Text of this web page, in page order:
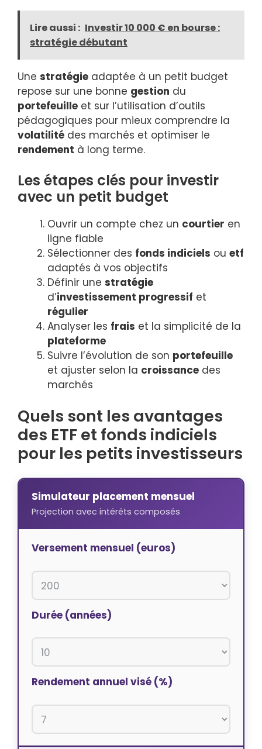
Lire aussi : Investir 10 000 € en bourse :
stratégie débutant
Une stratégie adaptée à un petit budget
repose sur une bonne gestion du
portefeuille et sur l’utilisation d’outils
pédagogiques pour mieux comprendre la
volatilité des marchés et optimiser le
rendement à long terme.
Les étapes clés pour investir
avec un petit budget
Ouvrir un compte chez un courtier en
ligne fiable
Sélectionner des fonds indiciels ou etf
adaptés à vos objectifs
Définir une stratégie
d’investissement progressif et
régulier
Analyser les frais et la simplicité de la
plateforme
Suivre l’évolution de son portefeuille
et ajuster selon la croissance des
marchés
Quels sont les avantages
des ETF et fonds indiciels
pour les petits investisseurs
Simulateur placement mensuel
Projection avec intérêts composés
Versement mensuel (euros)
Durée (années)
Rendement annuel visé (%)